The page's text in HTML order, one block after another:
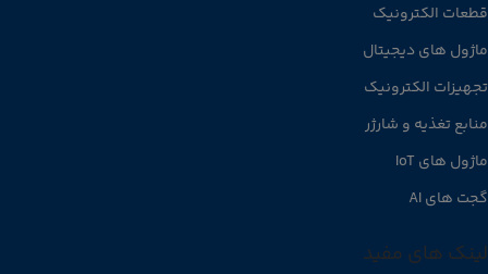
قطعات الکترونیک
ماژول های دیجیتال
تجهیزات الکترونیک
منابع تغذیه و شارژر
ماژول های IoT
گجت های AI
لینک های مفید